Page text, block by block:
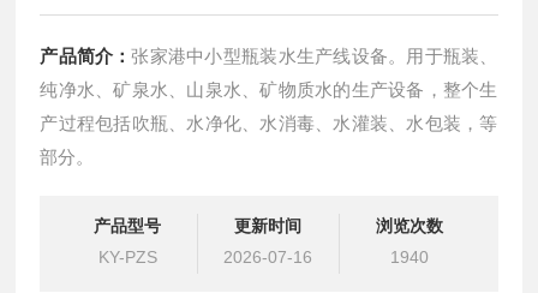
产品简介：张家港中小型瓶装水生产线设备。用于瓶装、
纯净水、矿泉水、山泉水、矿物质水的生产设备，整个生
产过程包括吹瓶、水净化、水消毒、水灌装、水包装，等
部分。
产品型号
KY-PZS
更新时间
2026-07-16
浏览次数
1940